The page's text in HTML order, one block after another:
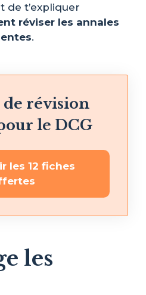
de t’expliquer
réviser les annales
.
de révision
le DCG
les 12 fiches
les